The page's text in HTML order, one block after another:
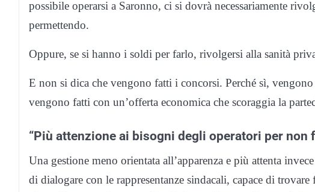
possibile operarsi a Saronno, ci si dovrà necessariamente
permettendo.
Oppure, se si hanno i soldi per farlo, rivolgersi alla sanità
E non si dica che vengono fatti i concorsi. Perché sì,
vengono fatti con un’offerta economica che scoraggia la
“Più attenzione ai bisogni degli operatori per non
Una gestione meno orientata all’apparenza e più attenta
di dialogare con le rappresentanze sindacali, capace di